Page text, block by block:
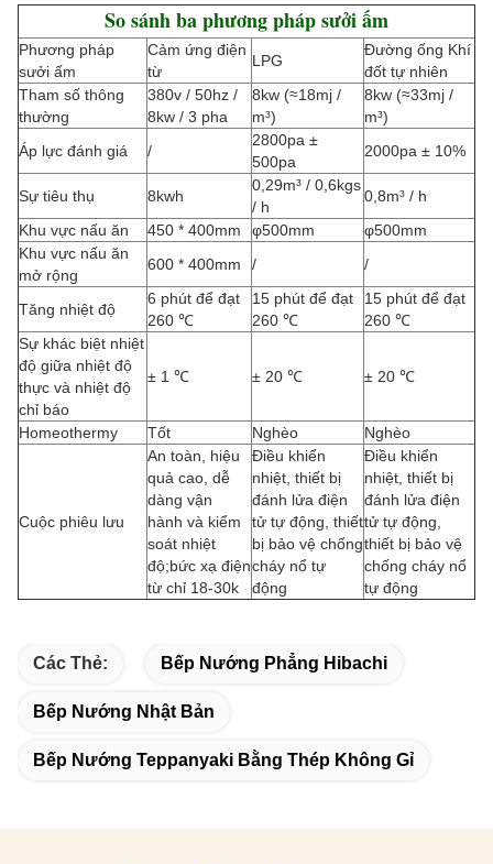
So sánh ba phương pháp sưởi ấm
Phương pháp
sưởi ấm
Cảm ứng điện
từ
LPG
Đường ống Khí
đốt tự nhiên
Tham số thông
thường
380v / 50hz /
8kw / 3 pha
8kw (≈18mj /
m³)
8kw (≈33mj /
m³)
Áp lực đánh giá
/
2800pa ±
500pa
2000pa ± 10%
Sự tiêu thụ 8kwh
0,29m³ / 0,6kgs
/ h
0,8m³ / h
Khu vực nấu ăn
450 * 400mm φ500mm
φ500mm
Khu vực nấu ăn
mở rộng
600 * 400mm / /
Tăng nhiệt độ
6 phút để đạt
260 ℃
15 phút để đạt
260 ℃
15 phút để đạt
260 ℃
Sự khác biệt nhiệt
độ giữa nhiệt độ
thực và nhiệt độ
chỉ báo
± 1 ℃ ± 20 ℃ ± 20 ℃
Homeothermy Tốt Nghèo Nghèo
Cuộc phiêu lưu
An toàn, hiệu
quả cao, dễ
dàng vận
hành và kiểm
soát nhiệt
độ;bức xạ điện
từ chỉ 18-30k
Điều khiển
nhiệt, thiết bị
đánh lửa điện
tử tự động, thiết
bị bảo vệ chống
cháy nổ tự
động
Điều khiển
nhiệt, thiết bị
đánh lửa điện
tử tự động,
thiết bị bảo vệ
chống cháy nổ
tự động
Các Thẻ: Bếp Nướng Phẳng Hibachi
Bếp Nướng Nhật Bản
Bếp Nướng Teppanyaki Bằng Thép Không Gỉ